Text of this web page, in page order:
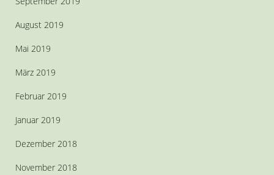
August 2019
Mai 2019
März 2019
Februar 2019
Januar 2019
Dezember 2018
November 2018